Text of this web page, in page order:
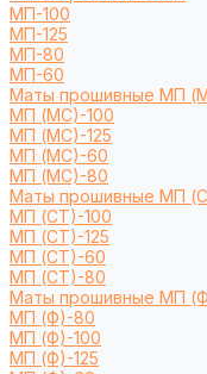
МП-100
МП-125
МП-80
МП-60
Маты прошивные МП
МП (МС)-100
МП (МС)-125
МП (МС)-60
МП (МС)-80
Маты прошивные МП
МП (СТ)-100
МП (СТ)-125
МП (СТ)-60
МП (СТ)-80
Маты прошивные МП
МП (Ф)-80
МП (Ф)-100
МП (Ф)-125